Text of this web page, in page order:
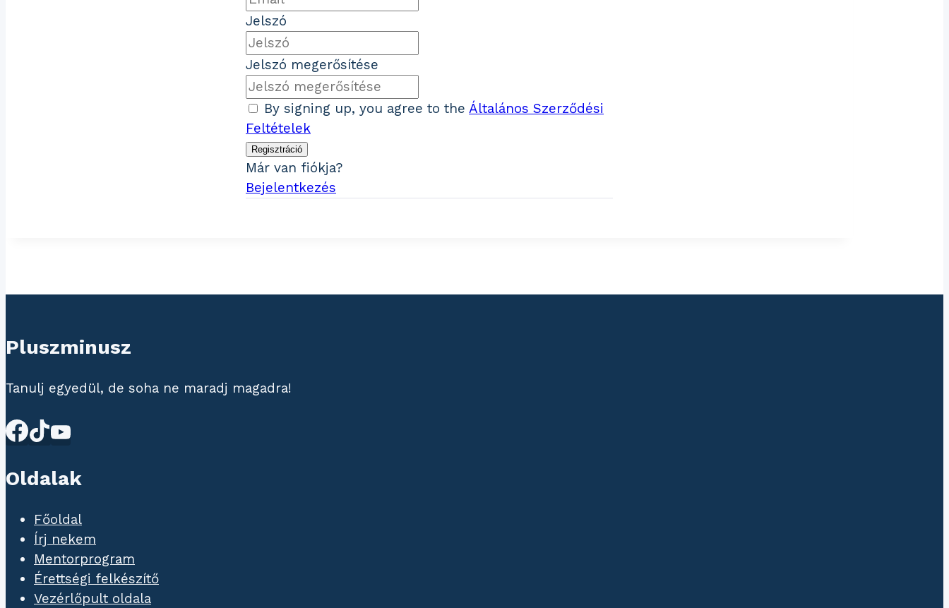
Jelszó
Jelszó megerősítése
By signing up, you agree to the Általános Szerződési
Feltételek
Regisztráció
Már van fiókja?
Bejelentkezés
Pluszminusz
Tanulj egyedül, de soha ne maradj magadra!
Oldalak
Főoldal
Írj nekem
Mentorprogram
Érettségi felkészítő
Vezérlőpult oldala